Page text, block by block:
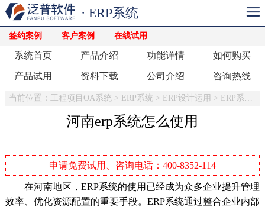
签约案例 客户案例 在线试用
· ERP系统
系统首页 产品介绍 功能详情 如何购买
产品试用 资料下载 公司介绍 咨询热线
当前位置： 工程项目OA系统 > ERP系统 > ERP设计运用 > ERP系统怎么用
河南erp系统怎么使用
申请免费试用、咨询电话：400-8352-114
在河南地区，ERP系统的使用已经成为众多企业提升管理
效率、优化资源配置的重要手段。ERP系统通过整合企业内部